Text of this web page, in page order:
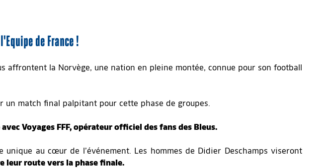
de France !
affrontent la Norvège, une nation en pleine montée, connue pour son football
match final palpitant pour cette phase de groupes.
Voyages FFF, opérateur officiel des fans des Bleus.
au cœur de l’événement. Les hommes de Didier Deschamps viseront
leur route vers la phase finale.